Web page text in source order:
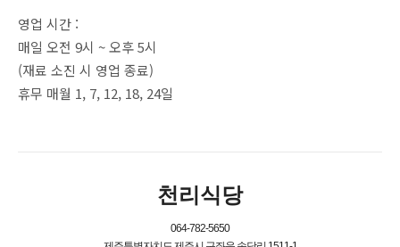
영업 시간 :
매일 오전 9시 ~ 오후 5시
(재료 소진 시 영업 종료)
휴무 매월 1, 7, 12, 18, 24일